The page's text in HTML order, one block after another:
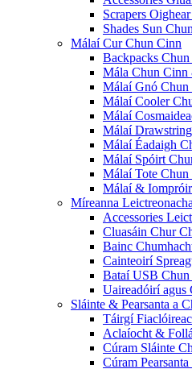
Scrapers
Shades Sun
Málaí Cur Chun Cinn
Backpacks
Mála Chun Cinn
Málaí Gnó Chun
Málaí Cooler
Málaí
Málaí
Málaí Éadaigh
Málaí Spóirt
Málaí Tote Chun
Málaí &
Míreanna
Accessories
Cluasáin Chur
Bainc
Cainteoirí
Bataí USB Chun
Uaireadóirí
Sláinte & Pearsanta a
Táirgí
Aclaíocht &
Cúram Sláinte
Cúram